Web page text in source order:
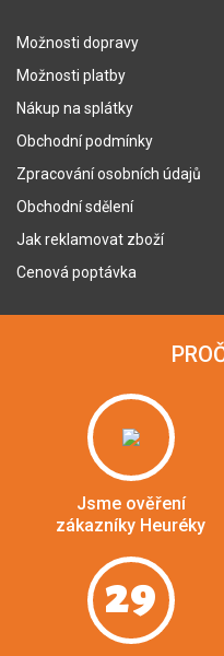
Možnosti dopravy
Možnosti platby
Nákup na splátky
Obchodní podmínky
Zpracování osobních údajů
Obchodní sdělení
Jak reklamovat zboží
Cenová poptávka
Jsme ověření
zákazníky Heuréky
29